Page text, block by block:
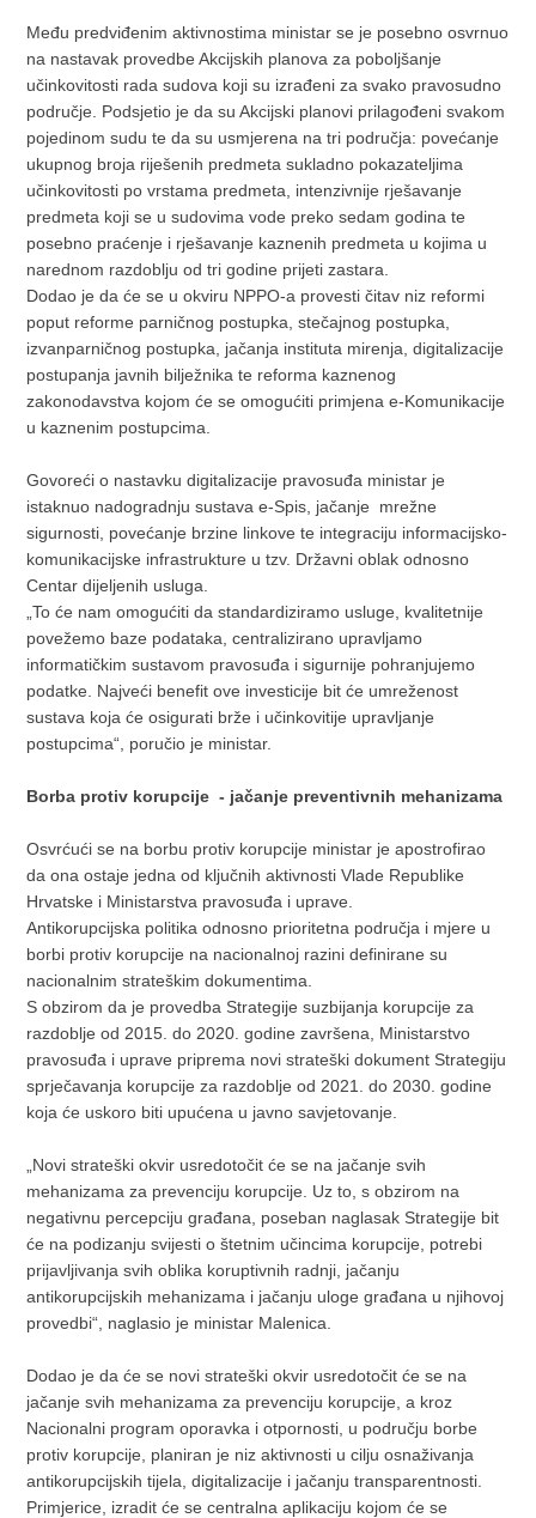
Među predviđenim aktivnostima ministar se je posebno osvrnuo
na nastavak provedbe Akcijskih planova za poboljšanje
učinkovitosti rada sudova koji su izrađeni za svako pravosudno
područje. Podsjetio je da su Akcijski planovi prilagođeni svakom
pojedinom sudu te da su usmjerena na tri područja: povećanje
ukupnog broja riješenih predmeta sukladno pokazateljima
učinkovitosti po vrstama predmeta, intenzivnije rješavanje
predmeta koji se u sudovima vode preko sedam godina te
posebno praćenje i rješavanje kaznenih predmeta u kojima u
narednom razdoblju od tri godine prijeti zastara.
Dodao je da će se u okviru NPPO-a provesti čitav niz reformi
poput reforme parničnog postupka, stečajnog postupka,
izvanparničnog postupka, jačanja instituta mirenja, digitalizacije
postupanja javnih bilježnika te reforma kaznenog
zakonodavstva kojom će se omogućiti primjena e-Komunikacije
u kaznenim postupcima.
Govoreći o nastavku digitalizacije pravosuđa ministar je
istaknuo nadogradnju sustava e-Spis, jačanje mrežne
sigurnosti, povećanje brzine linkove te integraciju informacijsko-
komunikacijske infrastrukture u tzv. Državni oblak odnosno
Centar dijeljenih usluga.
„To će nam omogućiti da standardiziramo usluge, kvalitetnije
povežemo baze podataka, centralizirano upravljamo
informatičkim sustavom pravosuđa i sigurnije pohranjujemo
podatke. Najveći benefit ove investicije bit će umreženost
sustava koja će osigurati brže i učinkovitije upravljanje
postupcima“, poručio je ministar.
Borba protiv korupcije - jačanje preventivnih mehanizama
Osvrćući se na borbu protiv korupcije ministar je apostrofirao
da ona ostaje jedna od ključnih aktivnosti Vlade Republike
Hrvatske i Ministarstva pravosuđa i uprave.
Antikorupcijska politika odnosno prioritetna područja i mjere u
borbi protiv korupcije na nacionalnoj razini definirane su
nacionalnim strateškim dokumentima.
S obzirom da je provedba Strategije suzbijanja korupcije za
razdoblje od 2015. do 2020. godine završena, Ministarstvo
pravosuđa i uprave priprema novi strateški dokument Strategiju
sprječavanja korupcije za razdoblje od 2021. do 2030. godine
koja će uskoro biti upućena u javno savjetovanje.
„Novi strateški okvir usredotočit će se na jačanje svih
mehanizama za prevenciju korupcije. Uz to, s obzirom na
negativnu percepciju građana, poseban naglasak Strategije bit
će na podizanju svijesti o štetnim učincima korupcije, potrebi
prijavljivanja svih oblika koruptivnih radnji, jačanju
antikorupcijskih mehanizama i jačanju uloge građana u njihovoj
provedbi“, naglasio je ministar Malenica.
Dodao je da će se novi strateški okvir usredotočit će se na
jačanje svih mehanizama za prevenciju korupcije, a kroz
Nacionalni program oporavka i otpornosti, u području borbe
protiv korupcije, planiran je niz aktivnosti u cilju osnaživanja
antikorupcijskih tijela, digitalizacije i jačanju transparentnosti.
Primjerice, izradit će se centralna aplikaciju kojom će se